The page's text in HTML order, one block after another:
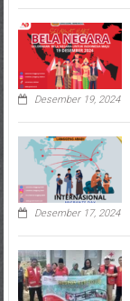
Desember 19, 2024
Desember 17, 2024